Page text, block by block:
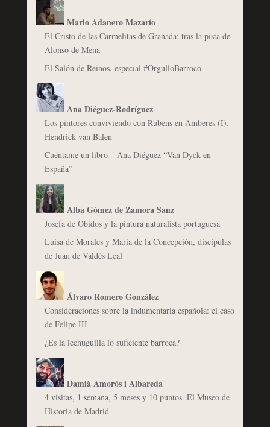
Mario Adanero Mazarío
El Cristo de las Carmelitas de Granada: tras la pista de
Alonso de Mena
El Salón de Reinos, especial #OrgulloBarroco
Ana Diéguez-Rodríguez
Los pintores conviviendo con Rubens en Amberes (I).
Hendrick van Balen
Cuéntame un libro – Ana Diéguez “Van Dyck en
España”
Alba Gómez de Zamora Sanz
Josefa de Óbidos y la pintura naturalista portuguesa
Luisa de Morales y María de la Concepción, discípulas
de Juan de Valdés Leal
Álvaro Romero González
Consideraciones sobre la indumentaria española: el caso
de Felipe III
¿Es la lechuguilla lo suficiente barroca?
Damià Amorós i Albareda
4 visitas, 1 semana, 5 meses y 10 puntos. El Museo de
Historia de Madrid